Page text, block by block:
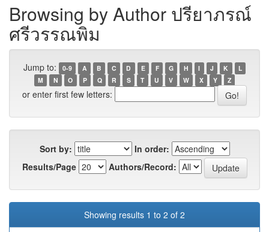
Browsing by Author ปรียาภรณ์
ศรีวรรณพิม
Jump to: 0-9 A B C D E F G H I J K
L
M
N O P Q R S T U V W X Y Z
or enter first few letters:
Sort by:
In order:
Results/Page
Authors/Record:
Showing results 1 to 2 of 2